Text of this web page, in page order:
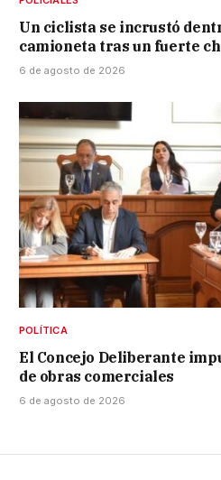
Un ciclista se incrustó
camioneta tras un fuerte
6 de agosto de 2026
POLÍTICA
El Concejo Deliberante
de obras comerciales
6 de agosto de 2026